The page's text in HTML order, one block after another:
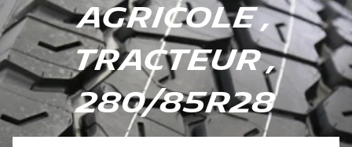
agricole ,
Tracteur ,
280/85R28